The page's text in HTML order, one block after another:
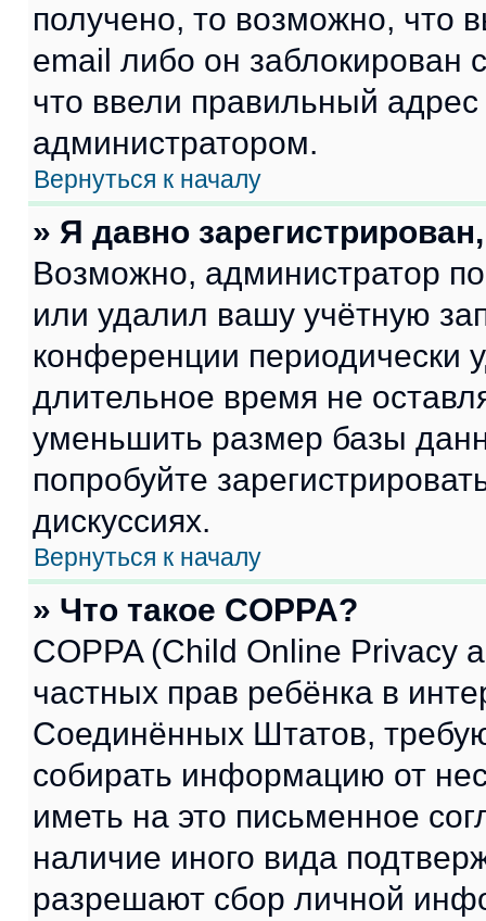
получено, то возможно, что
email либо он
что ввели правильный адрес
администратором.
Вернуться к началу
» Я давно
Возможно, администратор
или удалил вашу учётную
конференции периодически
длительное время не
уменьшить размер базы
попробуйте
дискуссиях.
Вернуться к началу
» Что такое COPPA?
COPPA (Child Online Privacy
частных прав ребёнка в
Соединённых Штатов,
собирать информацию от
иметь на это письменное
наличие иного вида
разрешают сбор личной